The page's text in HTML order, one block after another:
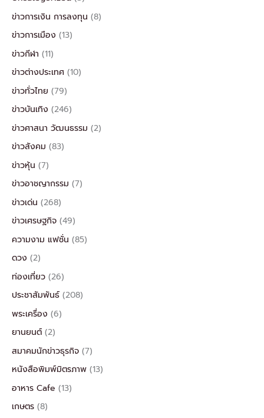
ข่าวการเงิน การลงทุน (8)
ข่าวการเมือง (13)
ข่าวกีฬา (11)
ข่าวต่างประเทศ (10)
ข่าวทั่วไทย (79)
ข่าวบันเทิง (246)
ข่าวศาสนา วัฒนธรรม (2)
ข่าวสังคม (83)
ข่าวหุ้น (7)
ข่าวอาชญากรรม (7)
ข่าวเด่น (268)
ข่าวเศรษฐกิจ (49)
ความงาม แฟชั่น (85)
ดวง (2)
ท่องเที่ยว (26)
ประชาสัมพันธ์ (208)
พระเครื่อง (6)
ยานยนต์ (2)
สมาคมนักข่าวธุรกิจ (7)
หนังสือพิมพ์มิตรภาพ (13)
อาหาร Cafe (13)
เกษตร (8)